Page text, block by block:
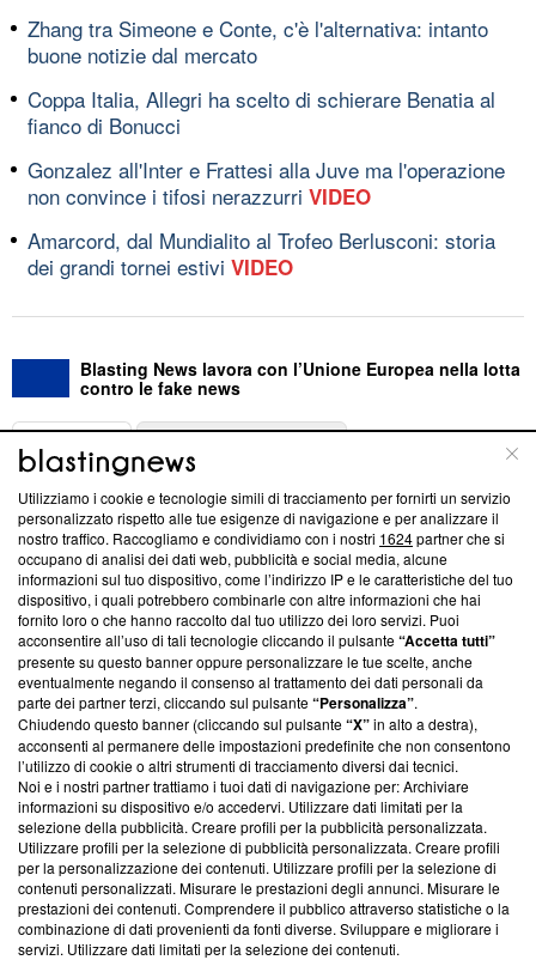
Zhang tra Simeone e Conte, c'è l'alternativa: intanto
buone notizie dal mercato
Coppa Italia, Allegri ha scelto di schierare Benatia al
fianco di Bonucci
Gonzalez all'Inter e Frattesi alla Juve ma l'operazione
non convince i tifosi nerazzurri VIDEO
Amarcord, dal Mundialito al Trofeo Berlusconi: storia
dei grandi tornei estivi VIDEO
Blasting News lavora con l’Unione Europea nella lotta
contro le fake news
ABOUT
Questa sezione offre informazioni trasparenti su Blasting
News, sui nostri processi editoriali e su come ci impegniamo a
creare news di qualità. Inoltre, afferma la nostra aderenza a
‘Trust Project - News with Integrity’Blasting News non è
ancora membro del programma, ma ha richiesto di farne
parte; Trust Project non ha ancora effettuato una verifica di
conformità agli standard.
Su di noi
Team editoriale
Corporate
Redazione
Informativa Privacy
Cookie Policy
Utilizziamo i cookie e tecnologie simili di tracciamento per fornirti un servizio
personalizzato rispetto alle tue esigenze di navigazione e per analizzare il
nostro traffico. Raccogliamo e condividiamo con i nostri 1624partner che si
occupano di analisi dei dati web, pubblicità e social media, alcune
informazioni sul tuo dispositivo, come l’indirizzo IP e le caratteristiche del tuo
dispositivo, i quali potrebbero combinarle con altre informazioni che hai
fornito loro o che hanno raccolto dal tuo utilizzo dei loro servizi. Puoi
acconsentire all’uso di tali tecnologie cliccando il pulsante“Accetta tutti”
presente su questo banner oppure personalizzare le tue scelte, anche
eventualmente negando il consenso al trattamento dei dati personali da
parte dei partner terzi, cliccando sul pulsante“Personalizza”.
Chiudendo questo banner (cliccando sul pulsante“X”in alto a destra),
acconsenti al permanere delle impostazioni predefinite che non consentono
l’utilizzo di cookie o altri strumenti di tracciamento diversi dai tecnici.
Noi e i nostri partner trattiamo i tuoi dati di navigazione per: Archiviare
informazioni su dispositivo e/o accedervi. Utilizzare dati limitati per la
selezione della pubblicità. Creare profili per la pubblicità personalizzata.
Utilizzare profili per la selezione di pubblicità personalizzata. Creare profili
per la personalizzazione dei contenuti. Utilizzare profili per la selezione di
contenuti personalizzati. Misurare le prestazioni degli annunci. Misurare le
prestazioni dei contenuti. Comprendere il pubblico attraverso statistiche o la
combinazione di dati provenienti da fonti diverse. Sviluppare e migliorare i
servizi. Utilizzare dati limitati per la selezione dei contenuti.